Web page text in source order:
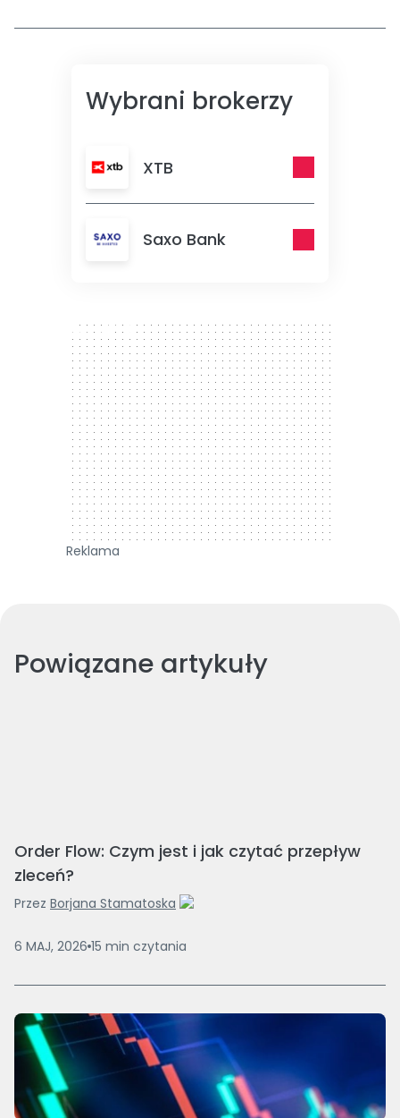
Wybrani brokerzy
XTB
Saxo Bank
300 x 250
Reklama
Powiązane artykuły
Order Flow: Czym jest i jak czytać przepływ
zleceń?
Przez Borjana Stamatoska
6 MAJ, 2026 15 min czytania